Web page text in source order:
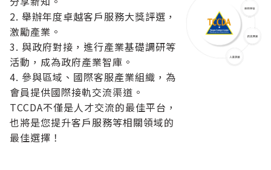
2. 舉辦年度卓越客戶服務大獎評選，
激勵產業。
3. 與政府對接，進行產業基礎調研等
活動，成為政府產業智庫。
4. 參與區域、國際客服產業組織，為
會員提供國際接軌交流渠道。
TCCDA不僅是人才交流的最佳平台，
也將是您提升客戶服務等相關領域的
最佳選擇！